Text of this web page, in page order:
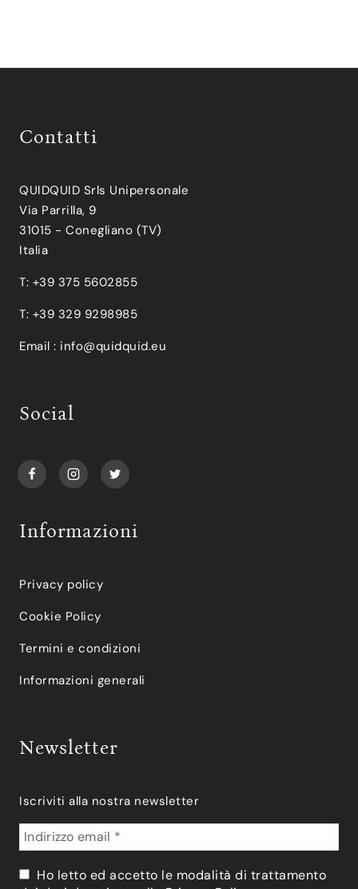
Contatti
QUIDQUID Srls Unipersonale
Via Parrilla, 9
31015 - Conegliano (TV)
Italia
T: +39 375 5602855
T: +39 329 9298985
Email : info@quidquid.eu
Social
Informazioni
Privacy policy
Cookie Policy
Termini e condizioni
Informazioni generali
Newsletter
Iscriviti alla nostra newsletter
Ho letto ed accetto le modalità di trattamento